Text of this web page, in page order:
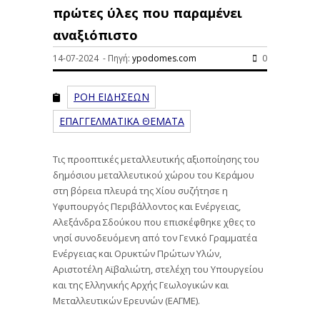
πρώτες ύλες που παραμένει
αναξιόπιστο
14-07-2024 - Πηγή: ypodomes.com 0
ΡΟΗ ΕΙΔΗΣΕΩΝ
ΕΠΑΓΓΕΛΜΑΤΙΚΑ ΘΕΜΑΤΑ
Τις προοπτικές μεταλλευτικής αξιοποίησης του
δημόσιου μεταλλευτικού χώρου του Κεράμου
στη βόρεια πλευρά της Χίου συζήτησε η
Υφυπουργός Περιβάλλοντος και Ενέργειας,
Αλεξάνδρα Σδούκου που επισκέφθηκε χθες το
νησί συνοδευόμενη από τον Γενικό Γραμματέα
Ενέργειας και Ορυκτών Πρώτων Υλών,
Αριστοτέλη Αϊβαλιώτη, στελέχη του Υπουργείου
και της Ελληνικής Αρχής Γεωλογικών και
Μεταλλευτικών Ερευνών (ΕΑΓΜΕ).